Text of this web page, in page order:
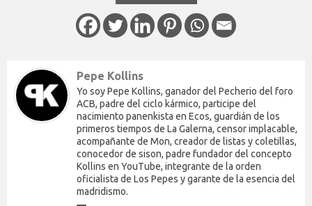
Pepe Kollins
Yo soy Pepe Kollins, ganador del Pecherio del foro
ACB, padre del ciclo kármico, participe del
nacimiento panenkista en Ecos, guardián de los
primeros tiempos de La Galerna, censor implacable,
acompañante de Mon, creador de listas y coletillas,
conocedor de sison, padre fundador del concepto
Kollins en YouTube, integrante de la orden
oficialista de Los Pepes y garante de la esencia del
madridismo.